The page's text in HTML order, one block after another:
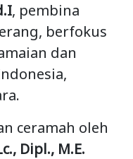
, pembina
berfokus
dan
ceramah oleh
Dipl., M.E.